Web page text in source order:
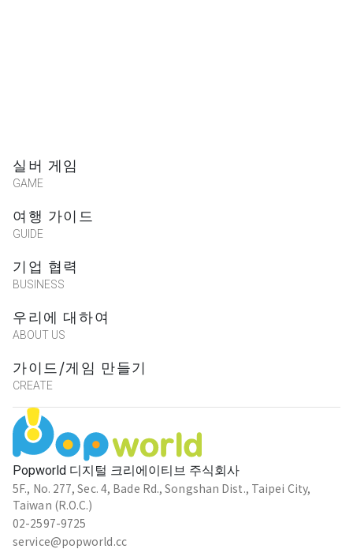
2020-10-30 20:20:44
傑哥
安安
2020-10-28 23:18:00 ★★★★★
Popworld 디지털 크리에이티브 주식회사
5F., No. 277, Sec. 4, Bade Rd., Songshan Dist., Taipei City,
Taiwan (R.O.C.)
02-2597-9725
service@popworld.cc
실버 게임
GAME
여행 가이드
GUIDE
기업 협력
BUSINESS
우리에 대하여
ABOUT US
가이드/게임 만들기
CREATE